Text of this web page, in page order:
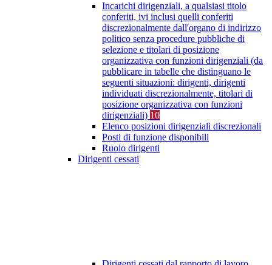
Incarichi dirigenziali, a qualsiasi titolo
conferiti, ivi inclusi quelli conferiti
discrezionalmente dall'organo di indirizzo
politico senza procedure pubbliche di
selezione e titolari di posizione
organizzativa con funzioni dirigenziali (da
pubblicare in tabelle che distinguano le
seguenti situazioni: dirigenti, dirigenti
individuati discrezionalmente, titolari di
posizione organizzativa con funzioni
dirigenziali) 10
Elenco posizioni dirigenziali discrezionali
Posti di funzione disponibili
Ruolo dirigenti
Dirigenti cessati